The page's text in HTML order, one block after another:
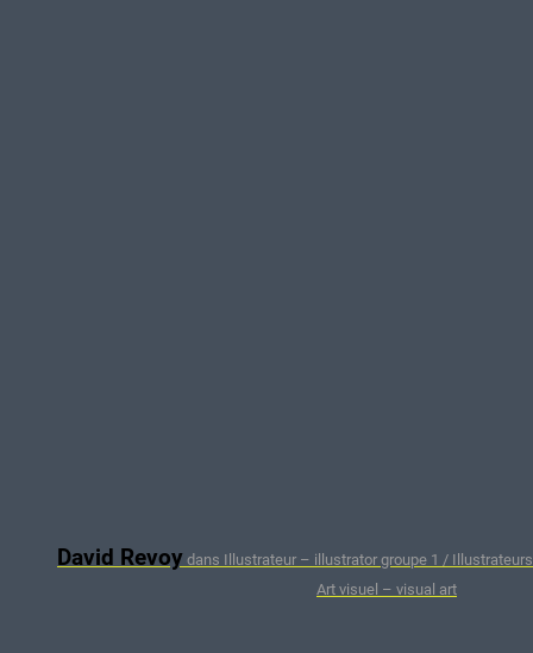
David Revoy dans Illustrateur – illustrator groupe 1 /
Art visuel – visual art